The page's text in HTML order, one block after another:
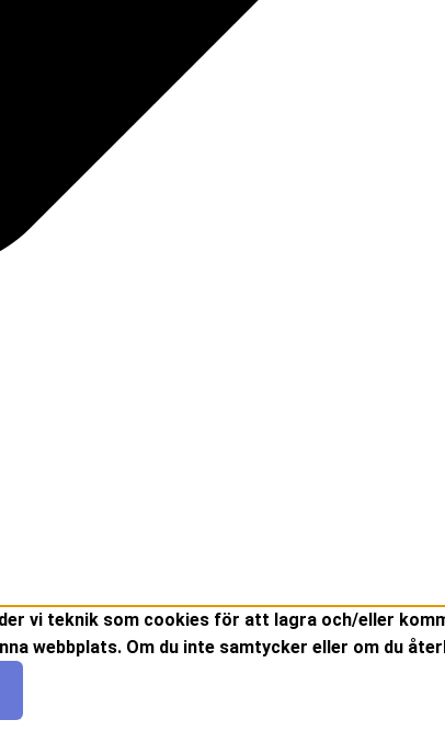
vi teknik som cookies för att lagra och/eller
webbplats. Om du inte samtycker eller om du